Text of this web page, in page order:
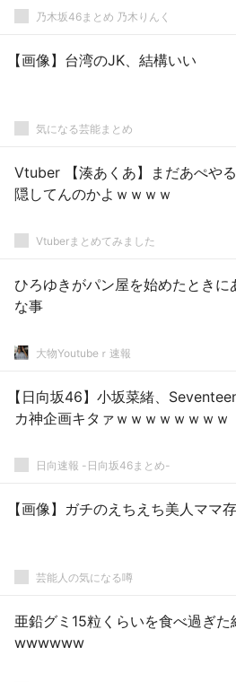
乃木坂46まとめ 乃木りんく
【画像】台湾のJK、結構いい
気になる芸能まとめ
Vtuber 【湊あくあ】まだあぺや
隠してんのかよｗｗｗｗ
Vtuberまとめてみました
ひろゆきがパン屋を始めたときに
な事
大物Youtubeｒ速報
【日向坂46】小坂菜緒、
カ神企画キタァｗｗｗｗｗｗｗｗ
日向速報 -日向坂46まとめ-
【画像】ガチのえちえち美人ママ
芸能人の気になる噂
亜鉛グミ15粒くらいを食べ過ぎた
wwwwww